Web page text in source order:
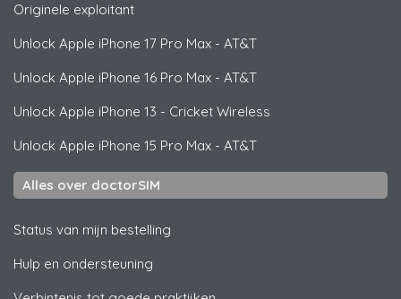
Originele exploitant
Unlock Apple iPhone 17 Pro Max - AT&T
Unlock Apple iPhone 16 Pro Max - AT&T
Unlock Apple iPhone 13 - Cricket Wireless
Unlock Apple iPhone 15 Pro Max - AT&T
Alles over doctorSIM
Status van mijn bestelling
Hulp en ondersteuning